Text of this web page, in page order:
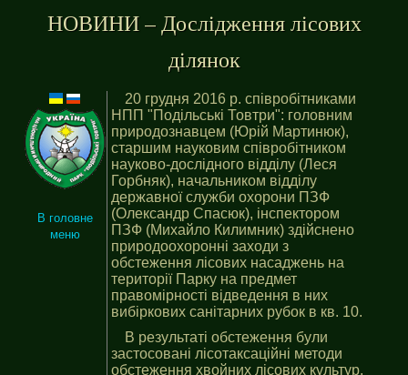
НОВИНИ – Дослідження лісових
ділянок
В головне
меню
20 грудня 2016 р. співробітниками
НПП "Подільські Товтри": головним
природознавцем (Юрій Мартинюк),
старшим науковим співробітником
науково-дослідного відділу (Леся
Горбняк), начальником відділу
державної служби охорони ПЗФ
(Олександр Спасюк), інспектором
ПЗФ (Михайло Килимник) здійснено
природоохоронні заходи з
обстеження лісових насаджень на
території Парку на предмет
правомірності відведення в них
вибіркових санітарних рубок в кв. 10.
В результаті обстеження були
застосовані лісотаксаційні методи
обстеження хвойних лісових культур.